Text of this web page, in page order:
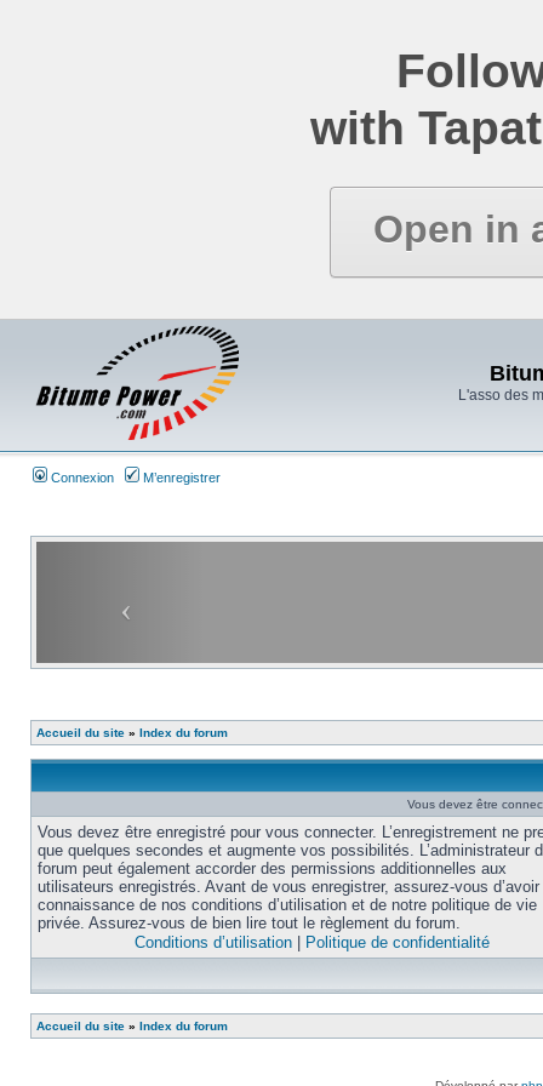
with
Open in
L'asso des
Connexion M’enregistrer
Accueil du site » Index du forum
Vous devez être
Vous devez être enregistré pour vous connecter. L’enregistrement ne
que quelques secondes et augmente vos possibilités. L’administrateur
forum peut également accorder des permissions additionnelles aux
utilisateurs enregistrés. Avant de vous enregistrer, assurez-vous
connaissance de nos conditions d’utilisation et de notre politique de vie
privée. Assurez-vous de bien lire tout le règlement du forum.
Conditions d’utilisation
Politique de confidentialité
Accueil du site » Index du forum